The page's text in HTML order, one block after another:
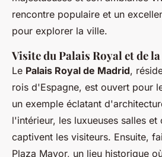
rencontre populaire et un
pour explorer la ville.
Visite du Palais Royal et de
Le Palais Royal de Madrid,
rois d'Espagne, est ouvert pour
un exemple éclatant
l'intérieur, les luxueuses salles
captivent les visiteurs. Ensuite,
Plaza Mayor, un lieu historique